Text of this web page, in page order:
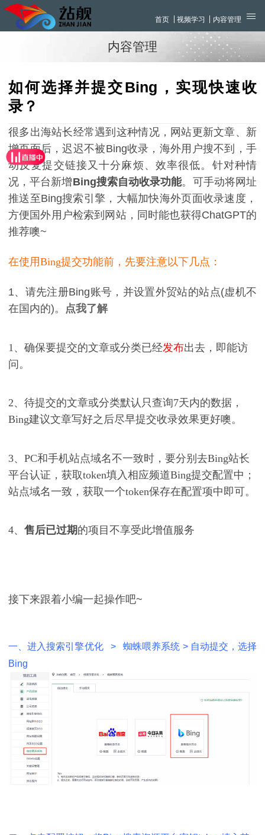
首页 视频学习 内容管理
内容管理
如何选择并提交Bing，实现快速收
录？
很多出海站长经常遇到这种情况，网站更新文章、新
增页面后，迟迟不被Bing收录，海外用户搜不到，手
动反复提交链接又十分麻烦、效率很低。针对种情
况，平台新增Bing搜索自动收录功能。可手动将网址
推送至Bing搜索引擎，大幅加快海外页面收录速度，
方便国外用户检索到网站，同时能也获得ChatGPT的
推荐噢~
在使用Bing提交功能前，先要注意以下几点：
1、请先注册Bing账号，并设置外贸站的站点(虚机不
在国内的)。 点我了解
1、确保要提交的文章或分类已经发布出去，即能访
问。
2、待提交的文章或分类默认只查询7天内的数据，
Bing建议文章写好之后尽早提交收录效果更好噢。
3、PC和手机站点域名不一致时，要分别去Bing站长
平台认证，获取token填入相应频道Bing提交配置中；
站点域名一致，获取一个token保存在配置项中即可。
4、 售后已过期的项目不享受此增值服务
接下来跟着小编一起操作吧~
一、进入搜索引擎优化 > 蜘蛛喂养系统 > 自动提交，选择
Bing